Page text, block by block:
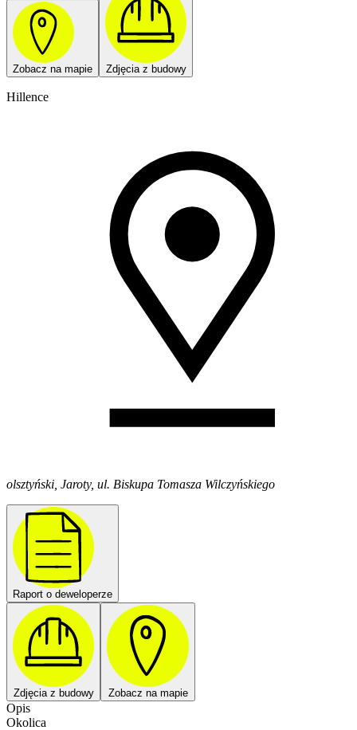
Zobacz na mapie Zdjęcia z budowy
Hillence
olsztyński, Jaroty, ul. Biskupa Tomasza Wilczyńskiego
Raport o deweloperze
Zdjęcia z budowy Zobacz na mapie
Opis
Okolica